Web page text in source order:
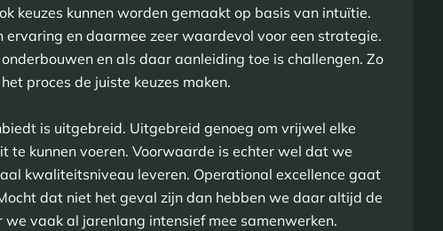
keuzes kunnen worden gemaakt op basis van intuïtie.
ervaring en daarmee zeer waardevol voor een strategie.
en als daar aanleiding toe is challengen. Zo
proces de juiste keuzes maken.
is uitgebreid. Uitgebreid genoeg om vrijwel elke
te kunnen voeren. Voorwaarde is echter wel dat we
kwaliteitsniveau leveren. Operational excellence gaat
dat niet het geval zijn dan hebben we daar altijd de
vaak al jarenlang intensief mee samenwerken.